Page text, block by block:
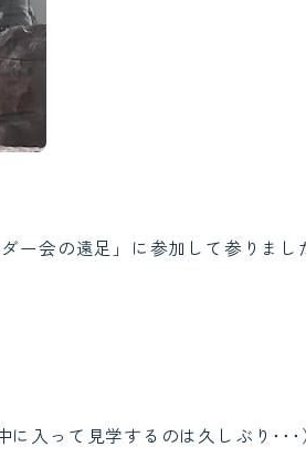
ー会の遠足」に参加して参りまし
に入って見学するのは久しぶり･･･